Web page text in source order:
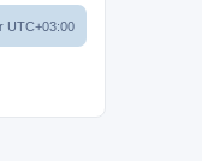
UTC+03:00